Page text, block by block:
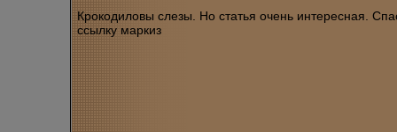
Крокодиловы слезы. Но статья очень интересная.
ссылку маркиз